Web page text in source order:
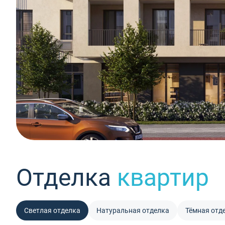
Отделка квартир
Светлая отделка Натуральная отделка Тёмная